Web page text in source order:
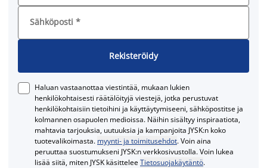
Sähköposti *
Rekisteröidy
Haluan vastaanottaa viestintää, mukaan lukien
henkilökohtaisesti räätälöityjä viestejä, jotka perustuvat
henkilökohtaisiin tietoihini ja käyttäytymiseeni, sähköpostitse ja
kolmannen osapuolen medioissa. Näihin sisältyy inspiraatiota,
mahtavia tarjouksia, uutuuksia ja kampanjoita JYSK:n koko
tuotevalikoimasta. myynti- ja toimitusehdot. Voin aina
peruuttaa suostumukseni JYSK:n verkkosivustolla. Voin lukea
lisää siitä, miten JYSK käsitteleeTietosuojakäytäntö.